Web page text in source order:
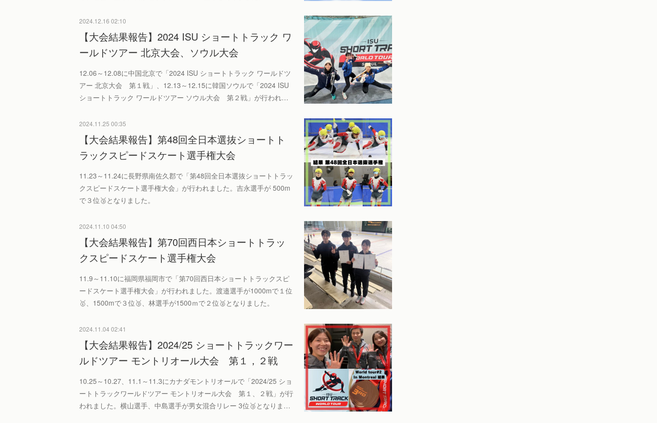
2024.12.16 02:10
【大会結果報告】2024 ISU ショートトラック ワ
ールドツアー 北京大会、ソウル大会
12.06～12.08に中国北京で「2024 ISU ショートトラック ワールドツ
アー 北京大会 第１戦」、12.13～12.15に韓国ソウルで「2024 ISU
ショートトラック ワールドツアー ソウル大会 第２戦」が行われ…
2024.11.25 00:35
【大会結果報告】第48回全日本選抜ショートト
ラックスピードスケート選手権大会
11.23～11.24に長野県南佐久郡で「第48回全日本選抜ショートトラッ
クスピードスケート選手権大会」が行われました。吉永選手が 500m
で３位🥉となりました。
2024.11.10 04:50
【大会結果報告】第70回西日本ショートトラッ
クスピードスケート選手権大会
11.9～11.10に福岡県福岡市で「第70回西日本ショートトラックスピ
ードスケート選手権大会」が行われました。渡邉選手が1000mで１位
🥇、1500mで３位🥉、林選手が1500ｍで２位🥈となりました。
2024.11.04 02:41
【大会結果報告】2024/25 ショートトラックワー
ルドツアー モントリオール大会 第１，２戦
10.25～10.27、11.1～11.3にカナダモントリオールで「2024/25 ショ
ートトラックワールドツアー モントリオール大会 第１、２戦」が行
われました。横山選手、中島選手が男女混合リレー 3位🥉となりま…